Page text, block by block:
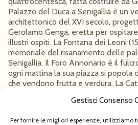
Gestisci Consenso
Per fornire le migliori esperienze, utilizziamo
Palazzo del Duca a Senigallia è un
architettonico del XVI secolo,
Gerolamo Genga, eretta per
illustri ospiti. La Fontana dei Leoni
memoriale del risanamento delle
Senigallia. Il Foro Annonario è il
ogni mattina la sua piazza si popola
che vendono frutta e verdura. La
una cupola imponente e tre navate